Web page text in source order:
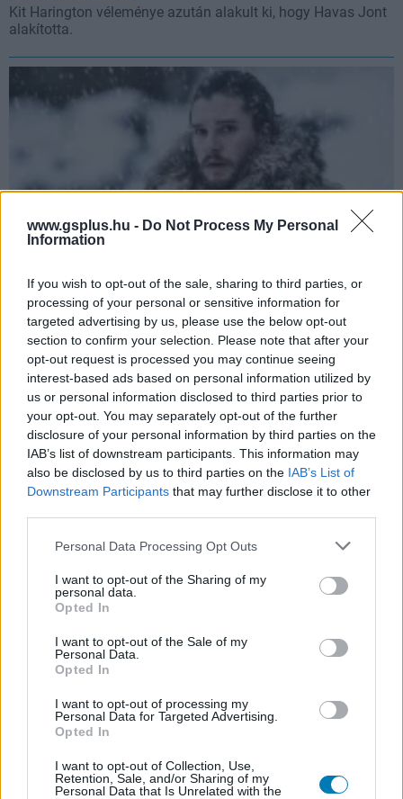
www.gsplus.hu - Do Not Process My Personal
Information
If you wish to opt-out of the sale, sharing to third parties, or
processing of your personal or sensitive information for
targeted advertising by us, please use the below opt-out
section to confirm your selection. Please note that after your
opt-out request is processed you may continue seeing
interest-based ads based on personal information utilized by
us or personal information disclosed to third parties prior to
your opt-out. You may separately opt-out of the further
disclosure of your personal information by third parties on the
IAB’s list of downstream participants. This information may
also be disclosed by us to third parties on the IAB’s List of
Downstream Participants that may further disclose it to other
Please note that this website/app uses one or more Google
not limited to your visit or usage behaviour. You may click to
grant or deny consent to Google and its third-party tags to
use your data for below specified purposes in below Google
consent section.
Personal Data Processing Opt Outs
I want to opt-out of the Sharing of my
personal data.
Opted In
I want to opt-out of the Sale of my
Personal Data.
Opted In
I want to opt-out of processing my
Personal Data for Targeted Advertising.
Opted In
I want to opt-out of Collection, Use,
Retention, Sale, and/or Sharing of my
Personal Data that Is Unrelated with the
Kit Harington véleménye azután alakult ki, hogy Havas Jont
alakította.
Teljesen elbukott a Trónok harca Havas Jonra
fókuszáló sorozata
| 2024.04.10 08:24
Kit Harington elmondása szerint nem sikerült olyan sztorit
találni, amit érdemes lett volna elmesélni.
Új Trónok harca spin-offokról osztott meg fontos
részleteket az HBO fejese
Az HBO drámákért felelős vezetője két Trónok harca
projekttel kapcsolatban is adott helyzetjelentést.